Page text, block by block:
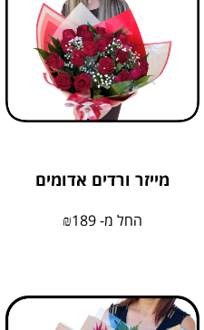
מייזר ורדים אדומים
החל מ- ₪189